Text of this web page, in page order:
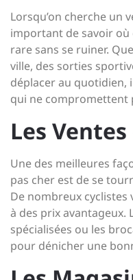
Lorsqu’on cherche un
important de savoir
rare sans se ruiner.
ville, des sorties
déplacer au quotidien,
qui ne compromettent
Les Ventes
Une des meilleures
pas cher est de se
De nombreux
à des prix avantageux.
spécialisées ou les
pour dénicher une